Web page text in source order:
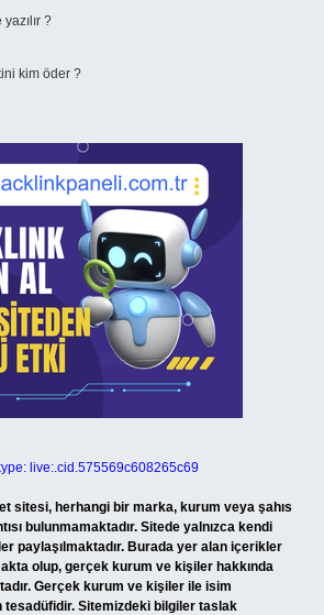
yazılır ?
kim öder ?
live:.cid.575569c608265c69
sitesi, herhangi bir marka, kurum veya şahıs
bulunmamaktadır. Sitede yalnızca kendi
paylaşılmaktadır. Burada yer alan içerikler
olup, gerçek kurum ve kişiler hakkında
Gerçek kurum ve kişiler ile isim
tesadüfidir. Sitemizdeki bilgiler taslak